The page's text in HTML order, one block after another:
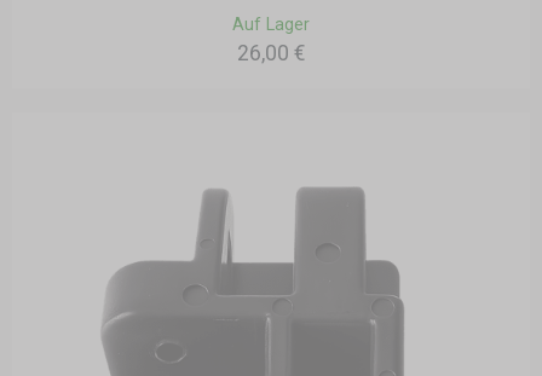
Auf Lager
26,00 €